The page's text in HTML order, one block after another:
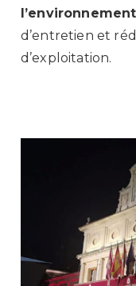
d’entretien et
d’exploitation.